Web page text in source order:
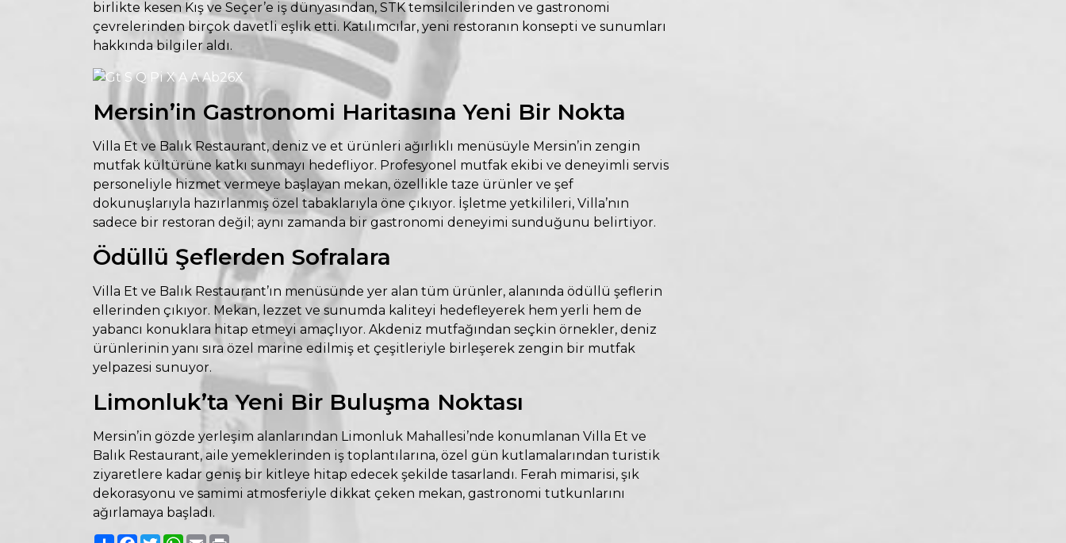
birlikte kesen Kış ve Seçer’e iş dünyasından, STK temsilcilerinden ve gastronomi
çevrelerinden birçok davetli eşlik etti. Katılımcılar, yeni restoranın konsepti ve sunumları
hakkında bilgiler aldı.
Mersin’in Gastronomi Haritasına Yeni Bir Nokta
Villa Et ve Balık Restaurant, deniz ve et ürünleri ağırlıklı menüsüyle Mersin’in zengin
mutfak kültürüne katkı sunmayı hedefliyor. Profesyonel mutfak ekibi ve deneyimli servis
personeliyle hizmet vermeye başlayan mekan, özellikle taze ürünler ve şef
dokunuşlarıyla hazırlanmış özel tabaklarıyla öne çıkıyor. İşletme yetkilileri, Villa’nın
sadece bir restoran değil; aynı zamanda bir gastronomi deneyimi sunduğunu belirtiyor.
Ödüllü Şeflerden Sofralara
Villa Et ve Balık Restaurant’ın menüsünde yer alan tüm ürünler, alanında ödüllü şeflerin
ellerinden çıkıyor. Mekan, lezzet ve sunumda kaliteyi hedefleyerek hem yerli hem de
yabancı konuklara hitap etmeyi amaçlıyor. Akdeniz mutfağından seçkin örnekler, deniz
ürünlerinin yanı sıra özel marine edilmiş et çeşitleriyle birleşerek zengin bir mutfak
yelpazesi sunuyor.
Limonluk’ta Yeni Bir Buluşma Noktası
Mersin’in gözde yerleşim alanlarından Limonluk Mahallesi’nde konumlanan Villa Et ve
Balık Restaurant, aile yemeklerinden iş toplantılarına, özel gün kutlamalarından turistik
ziyaretlere kadar geniş bir kitleye hitap edecek şekilde tasarlandı. Ferah mimarisi, şık
dekorasyonu ve samimi atmosferiyle dikkat çeken mekan, gastronomi tutkunlarını
ağırlamaya başladı.
PaylaşFacebook
TwitterWhatsApp
Email